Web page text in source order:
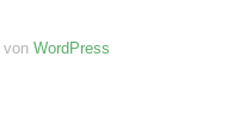
von WordPress